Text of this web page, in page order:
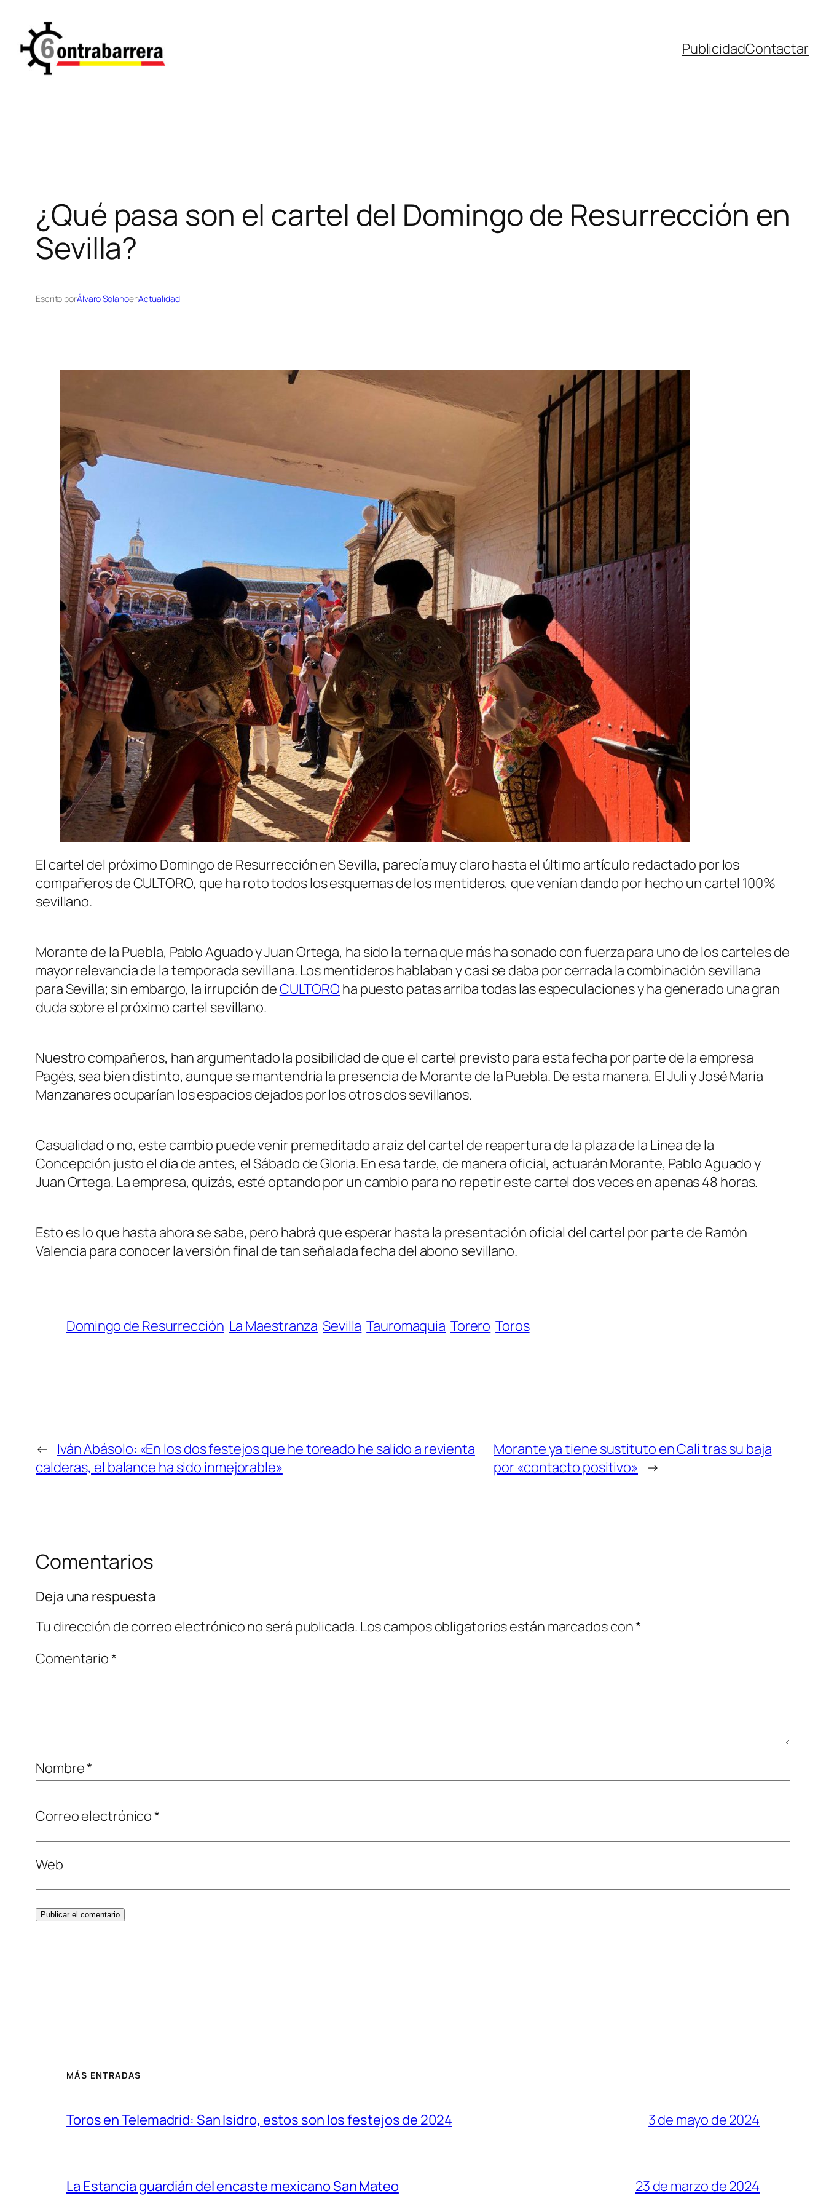
contenido
PublicidadContactar
¿Qué pasa son el cartel del Domingo de Resurrección en
Sevilla?
Escrito porÁlvaro SolanoenActualidad
El cartel del próximo Domingo de Resurrección en Sevilla, parecía muy claro hasta el último artículo redactado por los
compañeros de CULTORO, que ha roto todos los esquemas de los mentideros, que venían dando por hecho un cartel 100%
sevillano.
Morante de la Puebla, Pablo Aguado y Juan Ortega, ha sido la terna que más ha sonado con fuerza para uno de los carteles de
mayor relevancia de la temporada sevillana. Los mentideros hablaban y casi se daba por cerrada la combinación sevillana
para Sevilla; sin embargo, la irrupción deCULTORO ha puesto patas arriba todas las especulaciones y ha generado una gran
duda sobre el próximo cartel sevillano.
Nuestro compañeros, han argumentado la posibilidad de que el cartel previsto para esta fecha por parte de la empresa
Pagés, sea bien distinto, aunque se mantendría la presencia de Morante de la Puebla. De esta manera, El Juli y José María
Manzanares ocuparían los espacios dejados por los otros dos sevillanos.
Casualidad o no, este cambio puede venir premeditado a raíz del cartel de reapertura de la plaza de la Línea de la
Concepción justo el día de antes, el Sábado de Gloria. En esa tarde, de manera oficial, actuarán Morante, Pablo Aguado y
Juan Ortega. La empresa, quizás, esté optando por un cambio para no repetir este cartel dos veces en apenas 48 horas.
Esto es lo que hasta ahora se sabe, pero habrá que esperar hasta la presentación oficial del cartel por parte de Ramón
Valencia para conocer la versión final de tan señalada fecha del abono sevillano.
Domingo de Resurrección La Maestranza Sevilla Tauromaquia Torero Toros
← Iván Abásolo: «En los dos festejos que he toreado he salido a revienta
calderas, el balance ha sido inmejorable»
Morante ya tiene sustituto en Cali tras su baja
por «contacto positivo» →
Comentarios
Deja una respuesta
Tu dirección de correo electrónico no será publicada. Los campos obligatorios están marcados con*
Comentario*
Nombre*
Correo electrónico*
Web
MÁS ENTRADAS
Toros en Telemadrid: San Isidro, estos son los festejos de 2024 3 de mayo de 2024
La Estancia guardián del encaste mexicano San Mateo 23 de marzo de 2024